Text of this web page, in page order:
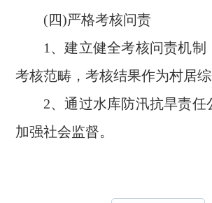
(四)严格考核问责
1、建立健全考核问责机
考核范畴，考核结果作为村居
2、通过水库防汛抗旱责
加强社会监督。